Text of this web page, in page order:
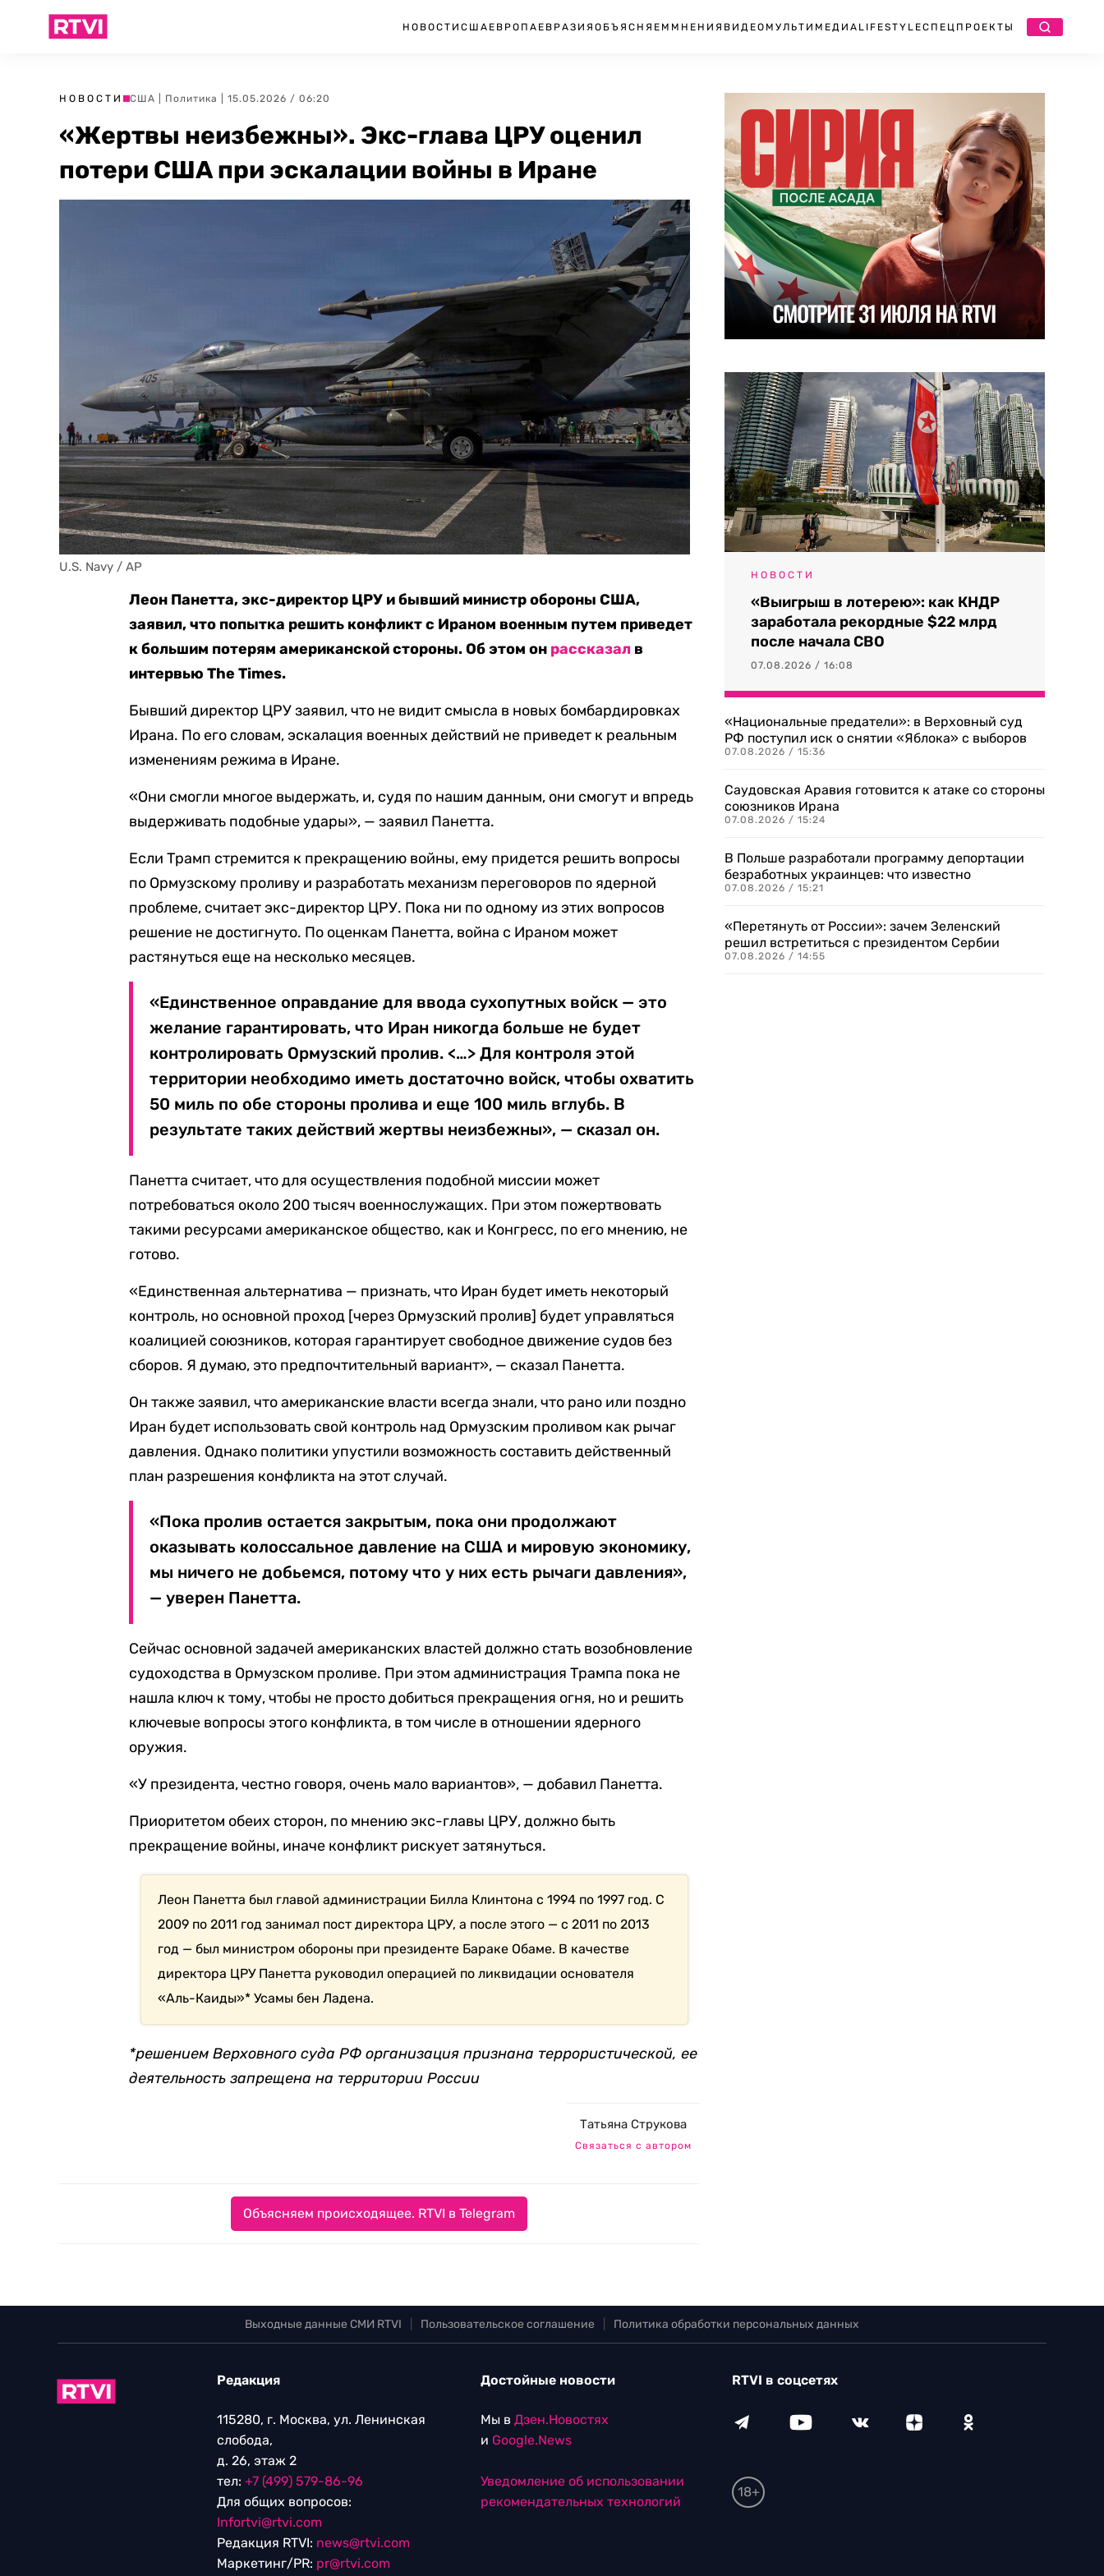
НОВОСТИ США ЕВРОПА ЕВРАЗИЯ ОБЪЯСНЯЕМ МНЕНИЯ ВИДЕО МУЛЬТИМЕДИА LIFESTYLEСПЕЦПРОЕКТЫ
НОВОСТИ США Политика | 15.05.2026 / 06:20
«Жертвы неизбежны». Экс-глава ЦРУ оценил
потери США при эскалации войны в Иране
U.S. Navy / AP
Леон Панетта, экс-директор ЦРУ и бывший министр обороны США,
заявил, что попытка решить конфликт с Ираном военным путем приведет
к большим потерям американской стороны. Об этом он рассказал в
интервью The Times.
Бывший директор ЦРУ заявил, что не видит смысла в новых бомбардировках
Ирана. По его словам, эскалация военных действий не приведет к реальным
изменениям режима в Иране.
«Они смогли многое выдержать, и, судя по нашим данным, они смогут и впредь
выдерживать подобные удары», — заявил Панетта.
Если Трамп стремится к прекращению войны, ему придется решить вопросы
по Ормузскому проливу и разработать механизм переговоров по ядерной
проблеме, считает экс-директор ЦРУ. Пока ни по одному из этих вопросов
решение не достигнуто. По оценкам Панетта, война с Ираном может
растянуться еще на несколько месяцев.
«Единственное оправдание для ввода сухопутных войск — это
желание гарантировать, что Иран никогда больше не будет
контролировать Ормузский пролив. <…> Для контроля этой
территории необходимо иметь достаточно войск, чтобы охватить
50 миль по обе стороны пролива и еще 100 миль вглубь. В
результате таких действий жертвы неизбежны», — сказал он.
Панетта считает, что для осуществления подобной миссии может
потребоваться около 200 тысяч военнослужащих. При этом пожертвовать
такими ресурсами американское общество, как и Конгресс, по его мнению, не
готово.
«Единственная альтернатива — признать, что Иран будет иметь некоторый
контроль, но основной проход [через Ормузский пролив] будет управляться
коалицией союзников, которая гарантирует свободное движение судов без
сборов. Я думаю, это предпочтительный вариант», — сказал Панетта.
Он также заявил, что американские власти всегда знали, что рано или поздно
Иран будет использовать свой контроль над Ормузским проливом как рычаг
давления. Однако политики упустили возможность составить действенный
план разрешения конфликта на этот случай.
«Пока пролив остается закрытым, пока они продолжают
оказывать колоссальное давление на США и мировую экономику,
мы ничего не добьемся, потому что у них есть рычаги давления»,
— уверен Панетта.
Сейчас основной задачей американских властей должно стать возобновление
судоходства в Ормузском проливе. При этом администрация Трампа пока не
нашла ключ к тому, чтобы не просто добиться прекращения огня, но и решить
ключевые вопросы этого конфликта, в том числе в отношении ядерного
оружия.
«У президента, честно говоря, очень мало вариантов», — добавил Панетта.
Приоритетом обеих сторон, по мнению экс-главы ЦРУ, должно быть
прекращение войны, иначе конфликт рискует затянуться.
Леон Панетта был главой администрации Билла Клинтона с 1994 по 1997 год. С
2009 по 2011 год занимал пост директора ЦРУ, а после этого — с 2011 по 2013
год — был министром обороны при президенте Бараке Обаме. В качестве
директора ЦРУ Панетта руководил операцией по ликвидации основателя
«Аль-Каиды»* Усамы бен Ладена.
*решением Верховного суда РФ организация признана террористической, ее
деятельность запрещена на территории России
Татьяна Струкова
Связаться с автором
Объясняем происходящее. RTVI в Telegram
НОВОСТИ
«Выигрыш в лотерею»: как КНДР
заработала рекордные $22 млрд
после начала СВО
07.08.2026 / 16:08
«Национальные предатели»: в Верховный суд
РФ поступил иск о снятии «Яблока» с выборов
07.08.2026 / 15:36
Саудовская Аравия готовится к атаке со стороны
союзников Ирана
07.08.2026 / 15:24
В Польше разработали программу депортации
безработных украинцев: что известно
07.08.2026 / 15:21
«Перетянуть от России»: зачем Зеленский
решил встретиться с президентом Сербии
07.08.2026 / 14:55
Выходные данные СМИ RTVI Пользовательское соглашение Политика обработки персональных данных
Редакция
115280, г. Москва, ул. Ленинская
слобода,
д. 26, этаж 2
тел: +7 (499) 579-86-96
Для общих вопросов:
Infortvi@rtvi.com
Редакция RTVI: news@rtvi.com
Маркетинг/PR: pr@rtvi.com
Достойные новости
Мы в Дзен.Новостях
и Google.News
Уведомление об использовании
рекомендательных технологий
RTVI в соцсетях
18+